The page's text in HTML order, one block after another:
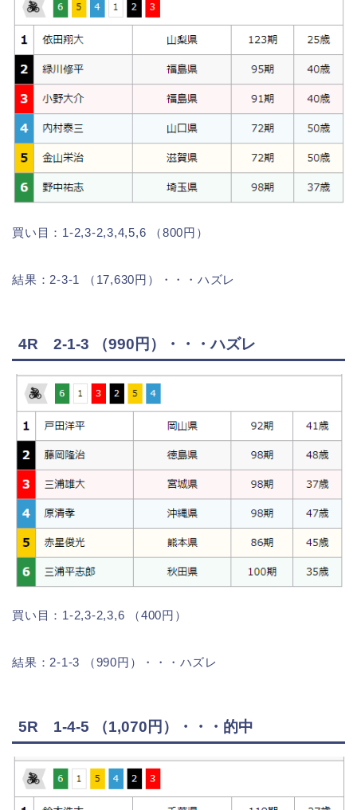
買い目：1-2,3-2,3,4,5,6 （800円）
結果：2-3-1 （17,630円）・・・ハズレ
4R 2-1-3 （990円）・・・ハズレ
買い目：1-2,3-2,3,6 （400円）
結果：2-1-3 （990円）・・・ハズレ
5R 1-4-5 （1,070円）・・・的中